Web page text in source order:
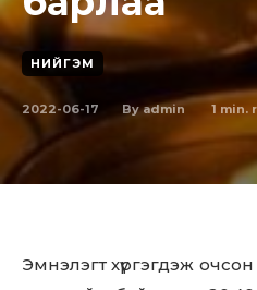
НИЙГЭМ
2022-06-17 By admin 1 min.
Эмнэлэгт хүргэгдэж